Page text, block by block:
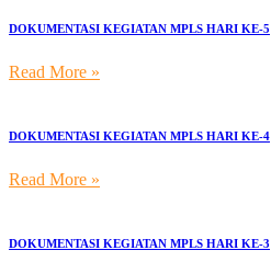
DOKUMENTASI KEGIATAN MPLS HARI KE-5
Read More »
DOKUMENTASI KEGIATAN MPLS HARI KE-4
Read More »
DOKUMENTASI KEGIATAN MPLS HARI KE-3